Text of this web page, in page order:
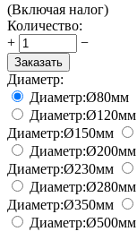
(Включая налог)
Количество:
+
−
Заказать
Диаметр:
Диаметр:Ø80мм
Диаметр:Ø120мм
Диаметр:Ø150мм
Диаметр:Ø200мм
Диаметр:Ø230мм
Диаметр:Ø280мм
Диаметр:Ø350мм
Диаметр:Ø500мм